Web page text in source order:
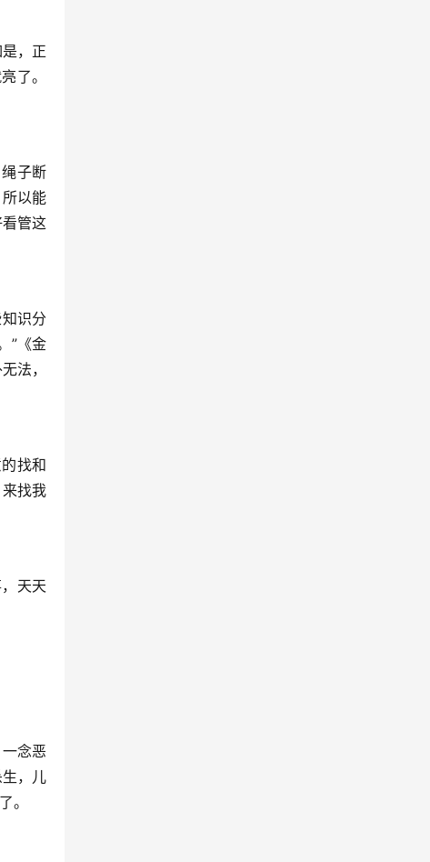
，正
了。
子断
以能
管这
识分
”《金
法，
找和
找我
天天
念恶
，儿
。